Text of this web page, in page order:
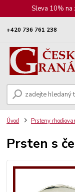
Sleva 10% na
+420 736 761 238
Úvod Prsteny
Prsten s